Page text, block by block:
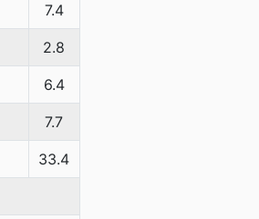
7.4
2.8
6.4
7.7
33.4